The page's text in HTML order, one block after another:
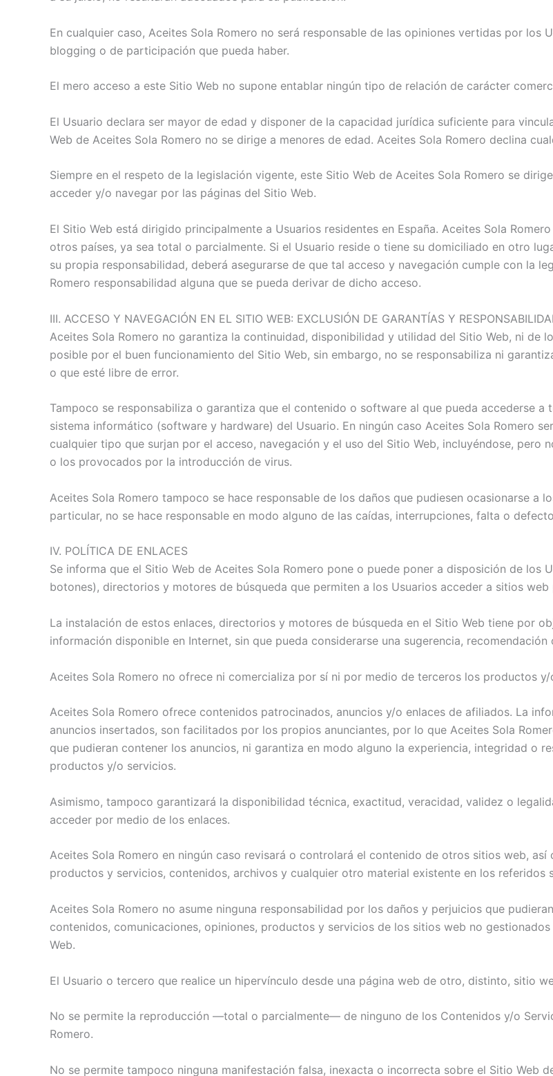
En cualquier caso, Aceites Sola Romero no será responsable de las opiniones vertidas por los
blogging o de participación que pueda haber.
El mero acceso a este Sitio Web no supone entablar ningún tipo de relación de carácter
El Usuario declara ser mayor de edad y disponer de la capacidad jurídica suficiente para
Web de Aceites Sola Romero no se dirige a menores de edad. Aceites Sola Romero declina
Siempre en el respeto de la legislación vigente, este Sitio Web de Aceites Sola Romero se
acceder y/o navegar por las páginas del Sitio Web.
El Sitio Web está dirigido principalmente a Usuarios residentes en España. Aceites Sola
otros países, ya sea total o parcialmente. Si el Usuario reside o tiene su domiciliado en otro
su propia responsabilidad, deberá asegurarse de que tal acceso y navegación cumple con la
Romero responsabilidad alguna que se pueda derivar de dicho acceso.
III. ACCESO Y NAVEGACIÓN EN EL SITIO WEB: EXCLUSIÓN DE GARANTÍAS Y
Aceites Sola Romero no garantiza la continuidad, disponibilidad y utilidad del Sitio Web, ni de
posible por el buen funcionamiento del Sitio Web, sin embargo, no se responsabiliza ni
o que esté libre de error.
Tampoco se responsabiliza o garantiza que el contenido o software al que pueda accederse
sistema informático (software y hardware) del Usuario. En ningún caso Aceites Sola Romero
cualquier tipo que surjan por el acceso, navegación y el uso del Sitio Web, incluyéndose, pero
o los provocados por la introducción de virus.
Aceites Sola Romero tampoco se hace responsable de los daños que pudiesen ocasionarse a
particular, no se hace responsable en modo alguno de las caídas, interrupciones, falta o
IV. POLÍTICA DE ENLACES
Se informa que el Sitio Web de Aceites Sola Romero pone o puede poner a disposición de los
botones), directorios y motores de búsqueda que permiten a los Usuarios acceder a sitios
La instalación de estos enlaces, directorios y motores de búsqueda en el Sitio Web tiene por
información disponible en Internet, sin que pueda considerarse una sugerencia,
Aceites Sola Romero no ofrece ni comercializa por sí ni por medio de terceros los productos
Aceites Sola Romero ofrece contenidos patrocinados, anuncios y/o enlaces de afiliados. La
anuncios insertados, son facilitados por los propios anunciantes, por lo que Aceites Sola
que pudieran contener los anuncios, ni garantiza en modo alguno la experiencia, integridad o
productos y/o servicios.
Asimismo, tampoco garantizará la disponibilidad técnica, exactitud, veracidad, validez o
acceder por medio de los enlaces.
Aceites Sola Romero en ningún caso revisará o controlará el contenido de otros sitios web,
productos y servicios, contenidos, archivos y cualquier otro material existente en los referidos
Aceites Sola Romero no asume ninguna responsabilidad por los daños y perjuicios que
contenidos, comunicaciones, opiniones, productos y servicios de los sitios web no
Web.
El Usuario o tercero que realice un hipervínculo desde una página web de otro, distinto, sitio
No se permite la reproducción —total o parcialmente— de ninguno de los Contenidos y/o
Romero.
No se permite tampoco ninguna manifestación falsa, inexacta o incorrecta sobre el Sitio Web